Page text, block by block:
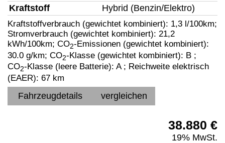
Kraftstoff
Hybrid (Benzin/Elektro)
Kraftstoffverbrauch (gewichtet kombiniert): 1,3 l/100km;
Stromverbrauch (gewichtet kombiniert): 21,2
kWh/100km; CO2-Emissionen (gewichtet kombiniert):
30.0 g/km; CO2-Klasse (gewichtet kombiniert): B ;
CO2-Klasse (leere Batterie): A ; Reichweite elektrisch
(EAER): 67 km
Fahrzeugdetails vergleichen
38.880 €
19% MwSt.